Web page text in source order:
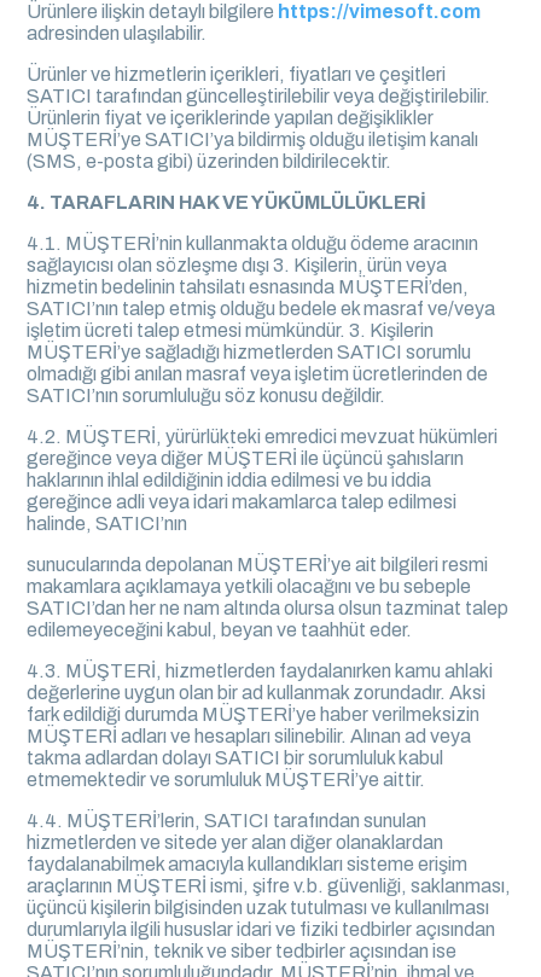
Ürünlere ilişkin detaylı bilgilere https://vimesoft.com
adresinden ulaşılabilir.
Ürünler ve hizmetlerin içerikleri, fiyatları ve çeşitleri
SATICI tarafından güncelleştirilebilir veya değiştirilebilir.
Ürünlerin fiyat ve içeriklerinde yapılan değişiklikler
MÜŞTERİ’ye SATICI’ya bildirmiş olduğu iletişim kanalı
(SMS, e-posta gibi) üzerinden bildirilecektir.
4. TARAFLARIN HAK VE YÜKÜMLÜLÜKLERİ
4.1. MÜŞTERİ’nin kullanmakta olduğu ödeme aracının
sağlayıcısı olan sözleşme dışı 3. Kişilerin, ürün veya
hizmetin bedelinin tahsilatı esnasında MÜŞTERİ’den,
SATICI’nın talep etmiş olduğu bedele ek masraf ve/veya
işletim ücreti talep etmesi mümkündür. 3. Kişilerin
MÜŞTERİ’ye sağladığı hizmetlerden SATICI sorumlu
olmadığı gibi anılan masraf veya işletim ücretlerinden de
SATICI’nın sorumluluğu söz konusu değildir.
4.2. MÜŞTERİ, yürürlükteki emredici mevzuat hükümleri
gereğince veya diğer MÜŞTERİ ile üçüncü şahısların
haklarının ihlal edildiğinin iddia edilmesi ve bu iddia
gereğince adli veya idari makamlarca talep edilmesi
halinde, SATICI’nın
sunucularında depolanan MÜŞTERİ’ye ait bilgileri resmi
makamlara açıklamaya yetkili olacağını ve bu sebeple
SATICI’dan her ne nam altında olursa olsun tazminat talep
edilemeyeceğini kabul, beyan ve taahhüt eder.
4.3. MÜŞTERİ, hizmetlerden faydalanırken kamu ahlaki
değerlerine uygun olan bir ad kullanmak zorundadır. Aksi
fark edildiği durumda MÜŞTERİ’ye haber verilmeksizin
MÜŞTERİ adları ve hesapları silinebilir. Alınan ad veya
takma adlardan dolayı SATICI bir sorumluluk kabul
etmemektedir ve sorumluluk MÜŞTERİ’ye aittir.
4.4. MÜŞTERİ’lerin, SATICI tarafından sunulan
hizmetlerden ve sitede yer alan diğer olanaklardan
faydalanabilmek amacıyla kullandıkları sisteme erişim
araçlarının MÜŞTERİ ismi, şifre v.b. güvenliği, saklanması,
üçüncü kişilerin bilgisinden uzak tutulması ve kullanılması
durumlarıyla ilgili hususlar idari ve fiziki tedbirler açısından
MÜŞTERİ’nin, teknik ve siber tedbirler açısından ise
SATICI’nın sorumluluğundadır. MÜŞTERİ’nin, ihmal ve